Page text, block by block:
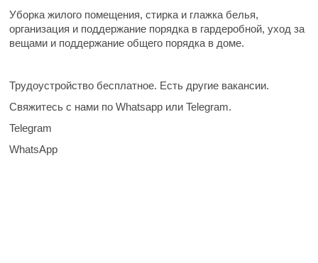
Уборка жилого помещения, стирка и глажка белья,
организация и поддержание порядка в гардеробной, уход за
вещами и поддержание общего порядка в доме.
Трудоустройство бесплатное. Есть другие вакансии.
Свяжитесь с нами по Whatsapp или Telegram.
Telegram
WhatsApp